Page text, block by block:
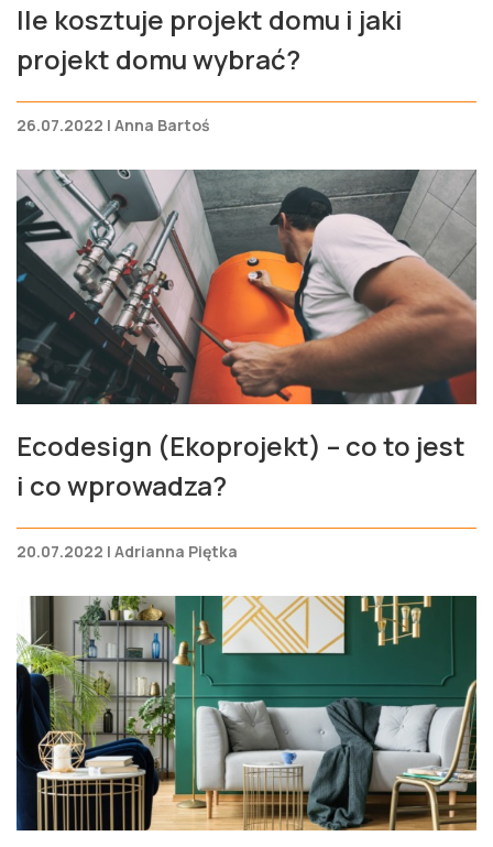
Ile kosztuje projekt domu i jaki
projekt domu wybrać?
26.07.2022 | Anna Bartoś
Ecodesign (Ekoprojekt) – co to jest
i co wprowadza?
20.07.2022 | Adrianna Piętka